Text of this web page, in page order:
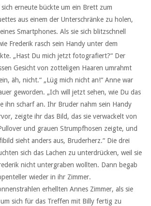
erneute bückte um ein Brett zum
aus einem der Unterschränke zu holen,
Smartphones. Als sie sich blitzschnell
Frederik rasch sein Handy unter dem
„Hast Du mich jetzt fotografiert?“ Der
Gesicht von zotteligen Haaren umrahmt
äh, nicht.“ „Lüg mich nicht an!“ Anne war
geworden. „Ich will jetzt sehen, wie Du das
ihn scharf an. Ihr Bruder nahm sein Handy
zeigte ihr das Bild, das sie verwackelt von
und grauen Strumpfhosen zeigte, und
sieht anders aus, Bruderherz.“ Die drei
sich das Lachen zu unterdrücken, weil sie
nicht untergraben wollten. Dann begab
wieder in ihr Zimmer.
erhellten Annes Zimmer, als sie
sich für das Treffen mit Billy fertig zu